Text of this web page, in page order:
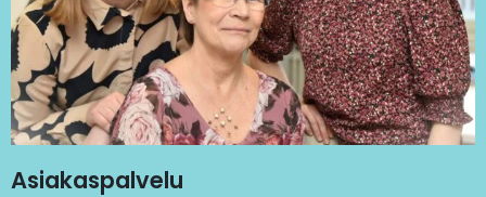
Asiakaspalvelu